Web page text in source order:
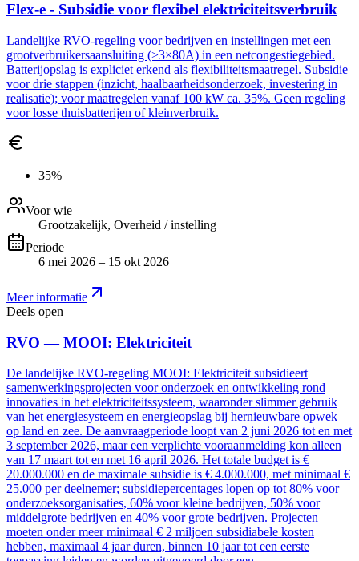
Flex-e - Subsidie voor flexibel elektriciteitsverbruik
Landelijke RVO-regeling voor bedrijven en instellingen met een
grootverbruikersaansluiting (>3×80A) in een netcongestiegebied.
Batterijopslag is expliciet erkend als flexibiliteitsmaatregel. Subsidie
voor drie stappen (inzicht, haalbaarheidsonderzoek, investering in
realisatie); voor maatregelen vanaf 100 kW ca. 35%. Geen regeling
voor losse thuisbatterijen of kleinverbruik.
35%
Voor wie
Grootzakelijk, Overheid / instelling
Periode
6 mei 2026 – 15 okt 2026
Meer informatie
Deels open
RVO — MOOI: Elektriciteit
De landelijke RVO-regeling MOOI: Elektriciteit subsidieert
samenwerkingsprojecten voor onderzoek en ontwikkeling rond
innovaties in het elektriciteitssysteem, waaronder slimmer gebruik
van het energiesysteem en energieopslag bij hernieuwbare opwek
op land en zee. De aanvraagperiode loopt van 2 juni 2026 tot en met
3 september 2026, maar een verplichte vooraanmelding kon alleen
van 17 maart tot en met 16 april 2026. Het totale budget is €
20.000.000 en de maximale subsidie is € 4.000.000, met minimaal €
25.000 per deelnemer; subsidiepercentages lopen op tot 80% voor
onderzoeksorganisaties, 60% voor kleine bedrijven, 50% voor
middelgrote bedrijven en 40% voor grote bedrijven. Projecten
moeten onder meer minimaal € 2 miljoen subsidiabele kosten
hebben, maximaal 4 jaar duren, binnen 10 jaar tot een eerste